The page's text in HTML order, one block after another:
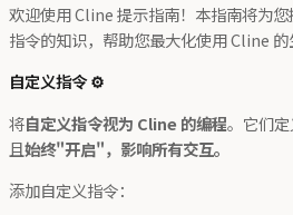
欢迎使用 Cline 提示指南！本指南将为
指令的知识，帮助您最大化使用 Cline 的
自定义指令 ⚙️
将自定义指令视为 Cline 的编程。它们
且始终"开启"，影响所有交互。
添加自定义指令：